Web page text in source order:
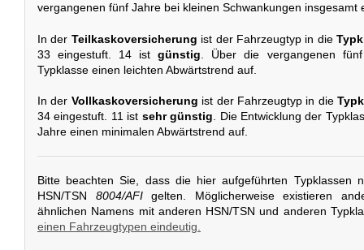
vergangenen fünf Jahre bei kleinen Schwankungen insgesamt
In der Teilkaskoversicherung ist der Fahrzeugtyp in die
33 eingestuft. 14 istgünstig . Über die vergangenen
Typklasse einen leichten Abwärtstrend auf.
In der Vollkaskoversicherung ist der Fahrzeugtyp in die
34 eingestuft. 11 ist sehr günstig. Die Entwicklung der
Jahre einen minimalen Abwärtstrend auf.
Bitte beachten Sie, dass die hier aufgeführten Typklassen
HSN/TSN 8004/AFIgelten. Möglicherweise existieren
ähnlichen Namens mit anderen HSN/TSN und anderen
einen Fahrzeugtypen eindeutig.